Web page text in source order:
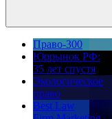
Право-300
Юррынок РФ:
35 лет спустя
Экологическое
право
Best Law